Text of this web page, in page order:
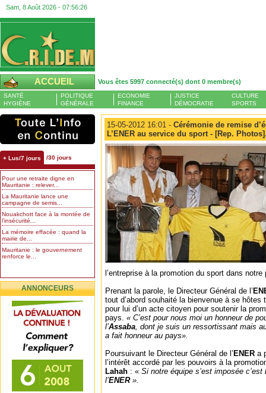
Sam, 8 Août 2026 - 07:56:27
ACCUEIL Vous êtes 5997 connecté(s) dont 0 membre(s)
SANTÉ
HYGIÈNE
POLITIQUE
GÉNÉRALE
ECONOMIE
FINANCE
JUSTICE
DÉMOCRATIE
CULTURE
SPORTS
+ Lus/7 jours /30 jours
Pour une retraite digne en
Mauritanie : relever...
La Mauritanie lance une
campagne de semis...
Nouakchott face à la montée de
l’insécurité...
La mémoire effacée : quand la
mairie de...
Mauritanie : le gouvernement
renforce le...
ANNONCEURS
15-05-2012 16:01 - Cérémonie de remise
L’ENER au service du sport - [Rep.
l’entreprise à la promotion du sport dans notre
Prenant la parole, le Directeur Général de l’
tout d’abord souhaité la bienvenue à se hôtes
pour lui d’un acte citoyen pour soutenir la
pays. « C’est pour nous moi un honneur de
l’Assaba, dont je suis un ressortissant mais
a fait honneur au pays».
Poursuivant le Directeur Général de l’ ENER a
l’intérêt accordé par les pouvoirs à la
Lahah : « Si notre équipe s’est imposée
l’ENER».